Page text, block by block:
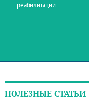
реабилитации
ПОЛЕЗНЫЕ СТАТЬИ